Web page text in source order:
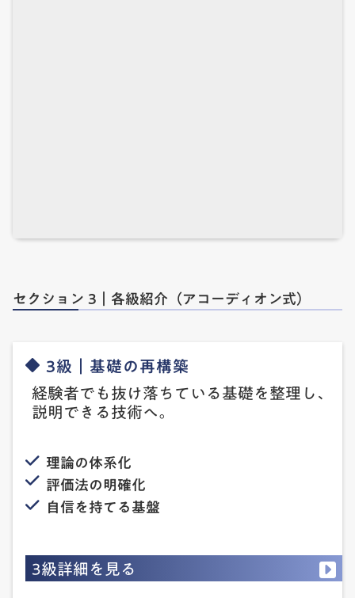
セクション 3｜各級紹介（アコーディオン式）
3級｜基礎の再構築
経験者でも抜け落ちている基礎を整理し、
説明できる技術へ。
理論の体系化
評価法の明確化
自信を持てる基盤
3級詳細を見る